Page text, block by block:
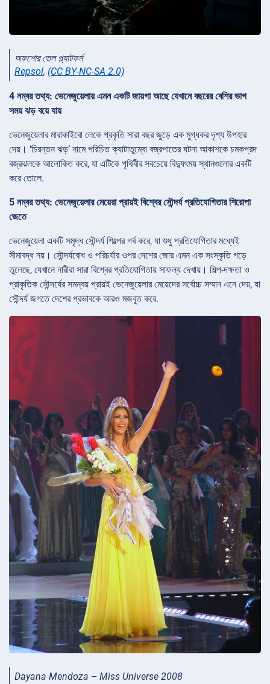
অফশোর তেল প্ল্যাটফর্ম
Repsol, (CC BY-NC-SA 2.0)
4 নম্বর তথ্য: ভেনেজুয়েলায় এমন একটি জায়গা আছে যেখানে বছরের বেশির ভাগ
সময় ঝড় বয়ে যায়
ভেনেজুয়েলার মারাকাইবো লেকে প্রকৃতি সারা বছর জুড়ে এক মুগ্ধকর দৃশ্য উপহার
দেয়। ‘চিরন্তন ঝড়’ নামে পরিচিত ক্যাটাতুম্বো বজ্রপাতের ঘটনা আকাশকে চমকপ্রদ
বজ্রঝলকে আলোকিত করে, যা এটিকে পৃথিবীর সবচেয়ে বিদ্যুৎময় স্থানগুলোর একটি
করে তোলে.
5 নম্বর তথ্য: ভেনেজুয়েলার মেয়েরা প্রায়ই বিশ্বের সৌন্দর্য প্রতিযোগিতার শিরোপা
জেতে
ভেনেজুয়েলা একটি সমৃদ্ধ সৌন্দর্য শিল্পের গর্ব করে, যা শুধু প্রতিযোগিতার মধ্যেই
সীমাবদ্ধ নয়। সৌন্দর্যবোধ ও পরিচর্যার ওপর দেশের জোর এমন এক সংস্কৃতি গড়ে
তুলেছে, যেখানে নারীরা সারা বিশ্বের প্রতিযোগিতায় সাফল্য দেখায়। শিল্প-দক্ষতা ও
প্রাকৃতিক সৌন্দর্যের সমন্বয় প্রায়ই ভেনেজুয়েলার মেয়েদের সর্বোচ্চ সম্মান এনে দেয়, যা
সৌন্দর্য জগতে দেশের প্রভাবকে আরও মজবুত করে.
Dayana Mendoza – Miss Universe 2008